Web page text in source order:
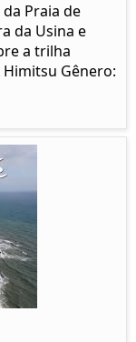
Praia de
da Usina e
a trilha
Gênero: